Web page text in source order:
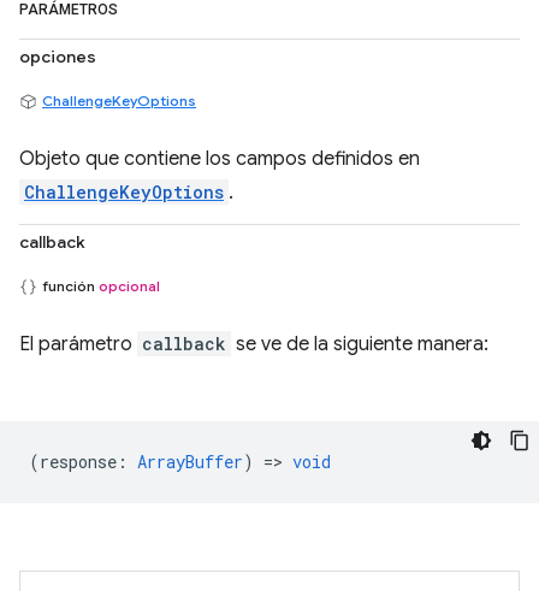
PARÁMETROS
opciones
ChallengeKeyOptions
Objeto que contiene los campos definidos en
ChallengeKeyOptions .
callback
función opcional
El parámetro callback se ve de la siguiente manera:
(response : ArrayBuffer) => void